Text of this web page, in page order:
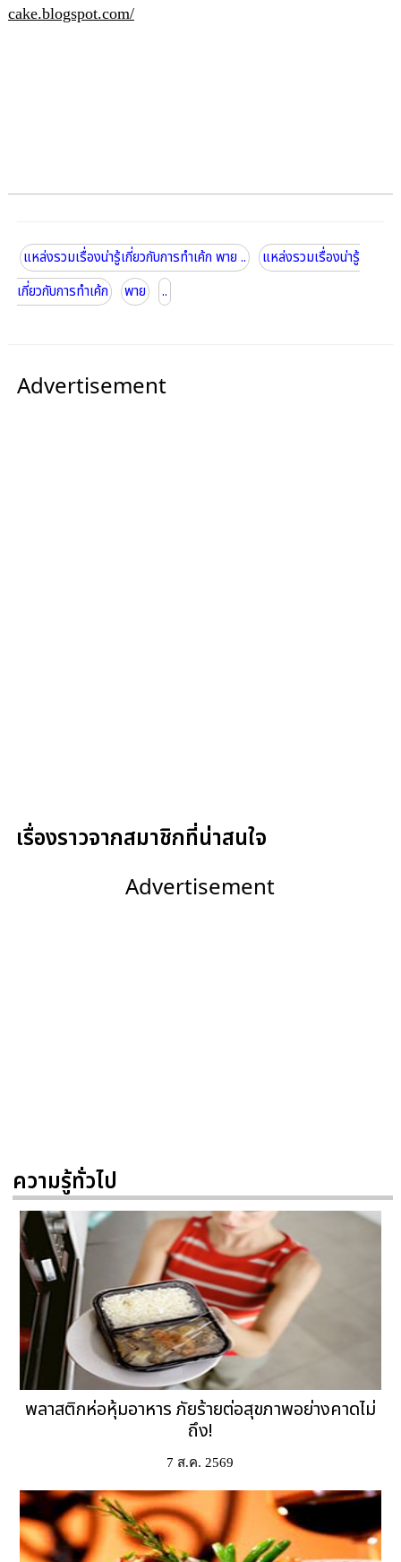
cake.blogspot.com/
แหล่งรวมเรื่องน่ารู้เกี่ยวกับการทำเค้ก พาย ..
แหล่งรวมเรื่องน่ารู้
เกี่ยวกับการทำเค้ก
พาย ..
Advertisement
เรื่องราวจากสมาชิกที่น่าสนใจ
Advertisement
ความรู้ทั่วไป
พลาสติกห่อหุ้มอาหาร ภัยร้ายต่อสุขภาพอย่างคาดไม่
ถึง!
7 ส.ค. 2569